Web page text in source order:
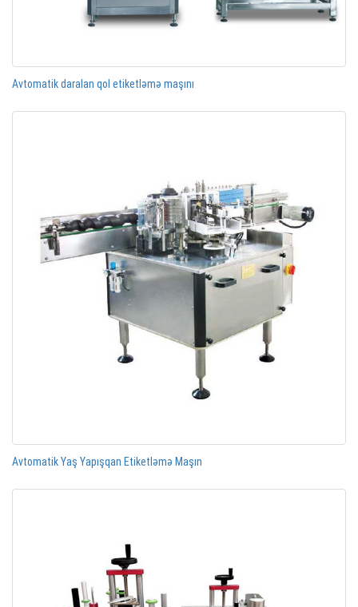
Avtomatik daralan qol etiketləmə maşını
Avtomatik Yaş Yapışqan Etiketləmə Maşın